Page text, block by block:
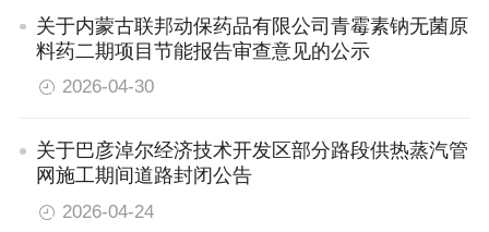
关于内蒙古联邦动保药品有限公司青霉素钠无菌原
料药二期项目节能报告审查意见的公示
2026-04-30
关于巴彦淖尔经济技术开发区部分路段供热蒸汽管
网施工期间道路封闭公告
2026-04-24